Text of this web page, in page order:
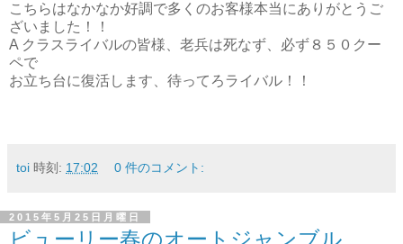
こちらはなかなか好調で多くのお客様本当にありがとうご
ざいました！！
A クラスライバルの皆様、老兵は死なず、必ず８５０クー
ペで
お立ち台に復活します、待ってろライバル！！
toi 時刻: 17:02 0 件のコメント:
2015年5月25日月曜日
ビューリー春のオートジャンブル